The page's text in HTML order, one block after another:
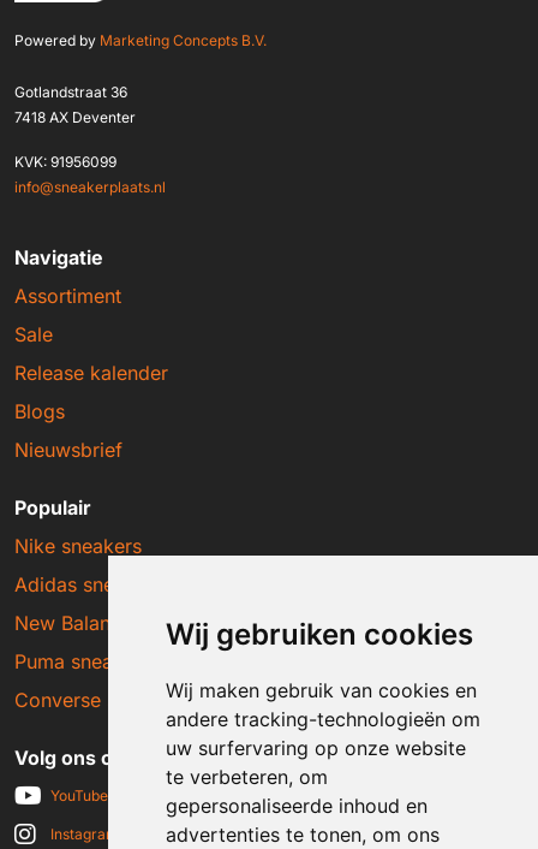
Wij gebruiken cookies
Wij maken gebruik van cookies en
andere tracking-technologieën om
uw surfervaring op onze website
te verbeteren, om
gepersonaliseerde inhoud en
advertenties te tonen, om ons
Powered by Marketing Concepts B.V.
Gotlandstraat 36
7418 AX Deventer
KVK: 91956099
info@sneakerplaats.nl
Navigatie
Assortiment
Sale
Release kalender
Blogs
Nieuwsbrief
Populair
Nike sneakers
Adidas sneakers
New Balance sneakers
Puma sneakers
Converse sneakers
Volg ons op social media
YouTube
Instagram